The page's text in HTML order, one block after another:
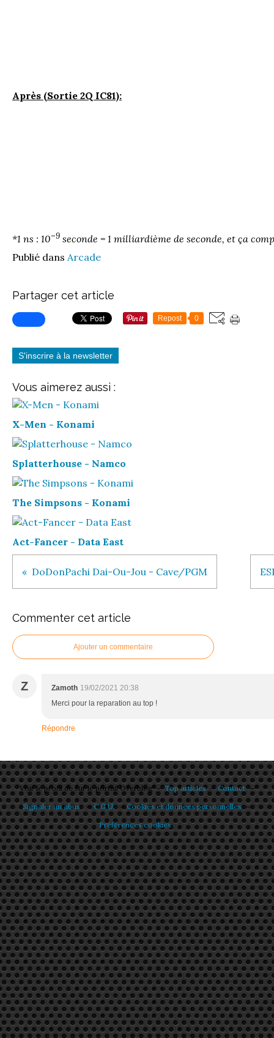
Après (Sortie 2Q IC81):
*1 ns : 10–9 seconde = 1 milliardième de seconde, et ça
Publié dans Arcade
Partager cet article
Repost 0
S'inscrire à la newsletter
Vous aimerez aussi :
X-Men - Konami
Splatterhouse - Namco
The Simpsons - Konami
Act-Fancer - Data East
DoDonPachi Dai-Ou-Jou - Cave/PGM
Commenter cet article
Ajouter un commentaire
Z Zamoth 19/02/2021 20:38
Merci pour la reparation au top !
Répondre
Voir le profil de sur le portail Overblog Top articles
Contact
Signaler un abus
C.G.U.
Cookies et données personnelles
Préférences cookies